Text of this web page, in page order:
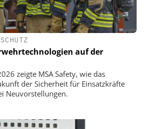
auf der
zeigte MSA Safety, wie das
der Sicherheit für Einsatzkräfte
Neuvorstellungen.